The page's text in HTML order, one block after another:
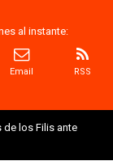
al instante:
Email RSS
de los Filis ante